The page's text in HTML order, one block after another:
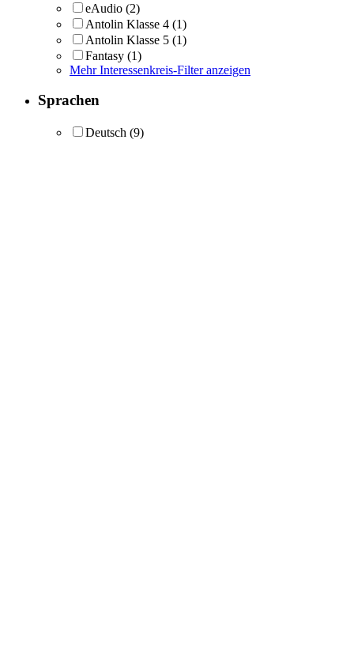
eAudio (2)
Antolin Klasse 4 (1)
Antolin Klasse 5 (1)
Fantasy (1)
Mehr Interessenkreis-Filter anzeigen
Sprachen
Deutsch (9)